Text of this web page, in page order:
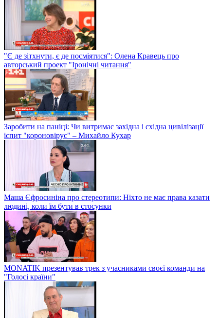
"Є де зітхнути, є де посміятися": Олена Кравець про
авторський проект "Іронічні читання"
Заробити на паніці: Чи витримає західна і східна цивілізації
іспит "короновірус" – Михайло Кухар
Маша Єфросиніна про стереотипи: Ніхто не має права казати
людині, коли їм бути в стосунки
MONATIK презентував трек з учасниками своєї команди на
"Голосі країни"